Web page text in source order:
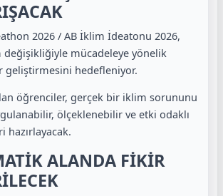
2026 / AB İklim İdeatonu 2026,
mücadeleye yönelik
geliştirmesini hedefleniyor.
öğrenciler, gerçek bir iklim sorununu
ölçeklenebilir ve etki odaklı
hazırlayacak.
ALANDA FİKİR